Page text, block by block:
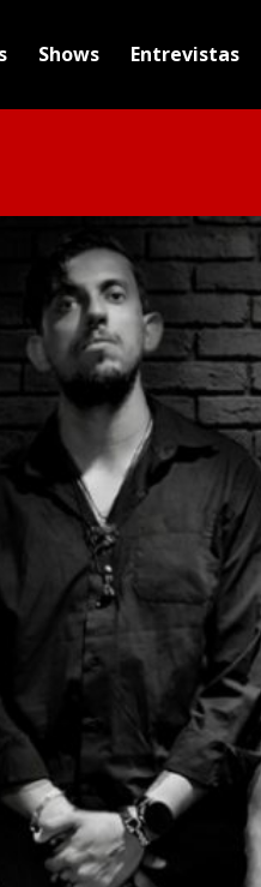
Shows Entrevistas